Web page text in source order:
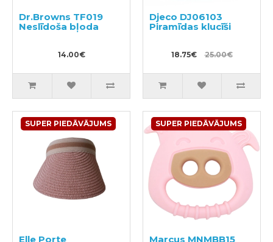
Dr.Browns TF019
Neslīdoša bļoda
14.00€
Djeco DJ06103
Piramīdas klucīši
18.75€ 25.00€
SUPER PIEDĀVĀJUMS
Elle Porte
SUPER PIEDĀVĀJUMS
Marcus MNMBB15